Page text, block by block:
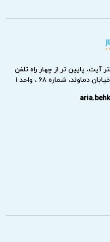
اولویت
و کیفیت
آیت، پایین تر از چهار راه تلفن
دماوند، شماره ۶۸ ، واحد ۱